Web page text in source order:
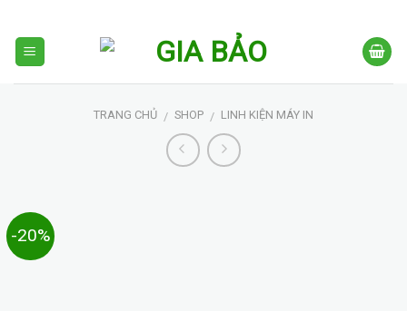
content
TRANG CHỦ / SHOP / LINH KIỆN MÁY IN
-20%